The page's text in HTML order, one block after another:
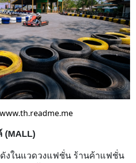
www.th.readme.me
(MALL)
งในแวดวงแฟชั่น ร้านค้าแฟชั่น